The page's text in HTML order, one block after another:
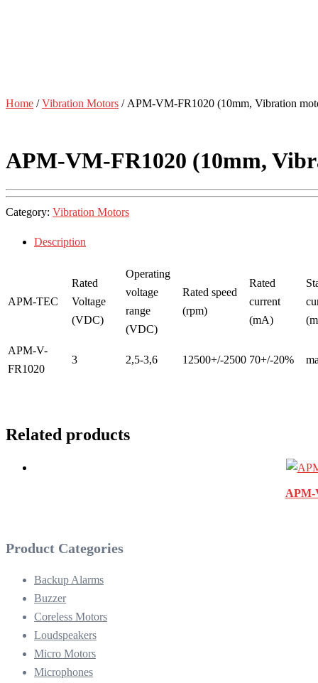
Home /Vibration Motors / APM-VM-FR1020 (10mm, Vibration
APM-VM-FR1020 (10mm,
Category: Vibration Motors
Description
APM-TEC
Rated
Voltage
(VDC)
Operating
voltage
range
(VDC)
Rated speed
(rpm)
Rated
current
(mA)
APM-V-
FR1020
3 2,5-3,6 12500+/-2500 70+/-20%
Related products
APM-
Product Categories
Backup Alarms
Buzzer
Coreless Motors
Loudspeakers
Micro Motors
Microphones